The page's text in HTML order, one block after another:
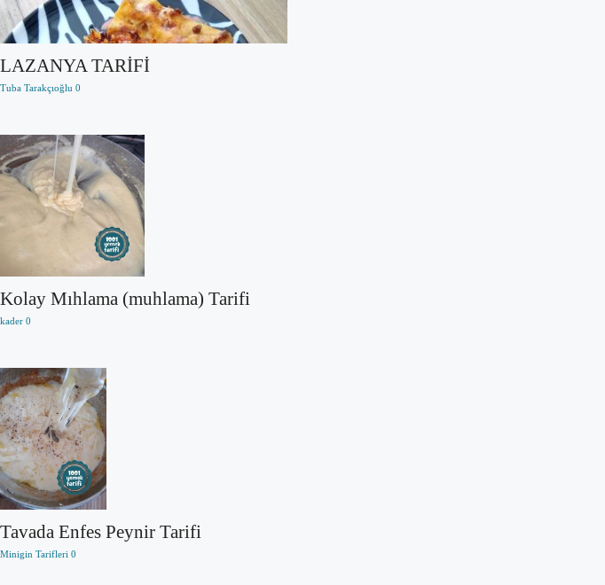
LAZANYA TARİFİ
Tuba Tarakçıoğlu 0
Kolay Mıhlama (muhlama) Tarifi
kader 0
Tavada Enfes Peynir Tarifi
Minigin Tarifleri 0